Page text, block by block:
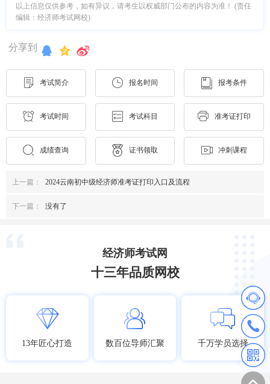
以上信息仅供参考，如有异议，请考生以权威部门公布的内容为准！ (责任
编辑：经济师考试网校)
分享到
考试简介 报名时间 报考条件
考试时间 考试科目 准考证打印
成绩查询 证书领取 冲刺课程
上一篇： 2024云南初中级经济师准考证打印入口及流程
下一篇： 没有了
经济师考试网
十三年品质网校
13年匠心打造 数百位导师汇聚 千万学员选择